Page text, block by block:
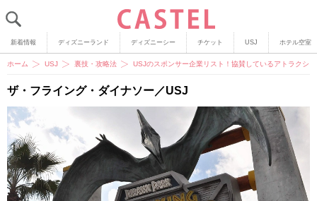
新着情報 ディズニーランド ディズニーシー チケット USJ ホテル空室
ホーム USJ 裏技・攻略法 USJのスポンサー企業リスト！協賛しているアトラクシ
ザ・フライング・ダイナソー／USJ